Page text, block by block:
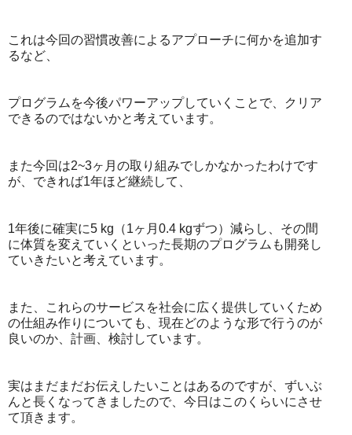
これは今回の習慣改善によるアプローチに何かを追加す
るなど、
プログラムを今後パワーアップしていくことで、クリア
できるのではないかと考えています。
また今回は2~3ヶ月の取り組みでしかなかったわけです
が、できれば1年ほど継続して、
1年後に確実に5 kg（1ヶ月0.4 kgずつ）減らし、その間
に体質を変えていくといった長期のプログラムも開発し
ていきたいと考えています。
また、これらのサービスを社会に広く提供していくため
の仕組み作りについても、現在どのような形で行うのが
良いのか、計画、検討しています。
実はまだまだお伝えしたいことはあるのですが、ずいぶ
んと長くなってきましたので、今日はこのくらいにさせ
て頂きます。